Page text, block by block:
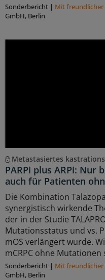
Sonderbericht | Mit
GmbH, Berlin
Metastasiertes
PARPi plus ARPi: Nur
auch für Patienten
Die Kombination
synergistisch wirkende
der in der Studie
Mutationsstatus und vs.
mOS verlängert wurde.
mCRPC ohne
Sonderbericht | Mit
GmbH, Berlin